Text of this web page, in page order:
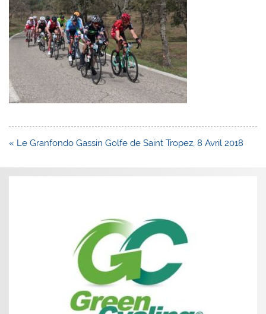
Navigation
l’article
« Le Granfondo Gassin Golfe de Saint Tropez, 8 Avril 2018